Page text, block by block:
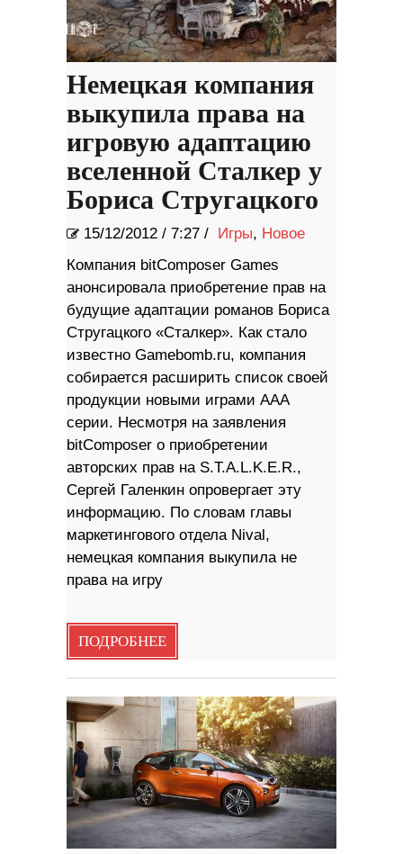
Немецкая компания
выкупила права на
игровую адаптацию
вселенной Сталкер у
Бориса Стругацкого
15/12/2012 / 7:27 / Игры, Новое
Компания bitComposer Games
анонсировала приобретение прав на
будущие адаптации романов Бориса
Стругацкого «Сталкер». Как стало
известно Gamebomb.ru, компания
собирается расширить список своей
продукции новыми играми ААА
серии. Несмотря на заявления
bitComposer о приобретении
авторских прав на S.T.A.L.K.E.R.,
Сергей Галенкин опровергает эту
информацию. По словам главы
маркетингового отдела Nival,
немецкая компания выкупила не
права на игру
ПОДРОБНЕЕ